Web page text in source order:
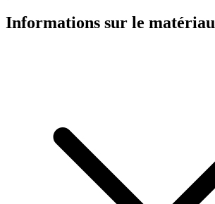
Informations sur le matériau